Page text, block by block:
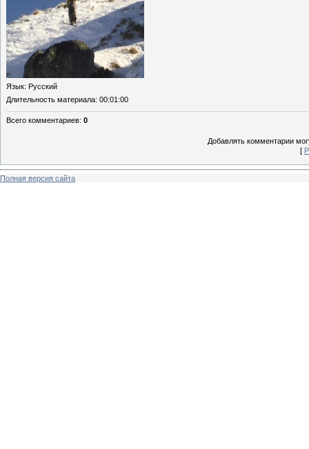
Язык: Русский
Длительность материала: 00:01:00
Всего комментариев: 0
Добавлять комментарии
[
Полная версия сайта